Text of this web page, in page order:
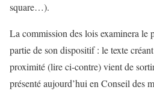
square…).
La commission des lois examinera le
partie de son dispositif : le texte
proximité (lire ci-contre) vient de
présenté aujourd’hui en Conseil des